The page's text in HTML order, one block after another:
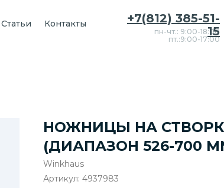
пн-чт.: 9:00-18:00
пт.:9:00-17:00
+7(812) 385-51-
15
Статьи Контакты
НОЖНИЦЫ НА СТВОРКЕ
(ДИАПАЗОН 526-700
Winkhaus
Артикул: 4937983